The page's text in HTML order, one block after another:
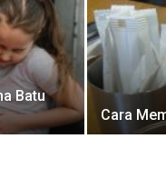
Batu
Cara